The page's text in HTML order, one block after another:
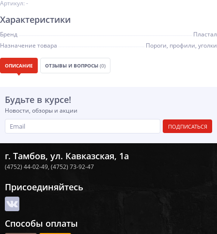
Артикул: -
Характеристики
Бренд
Пластал
Назначение товара
Пороги, профили, уголки
ОПИСАНИЕ ОТЗЫВЫ И ВОПРОСЫ (0)
Будьте в курсе!
Новости, обзоры и акции
ПОДПИСАТЬСЯ
г. Тамбов, ул. Кавказская, 1а
(4752) 44-02-49, (4752) 73-92-47
Присоединяйтесь
Способы оплаты